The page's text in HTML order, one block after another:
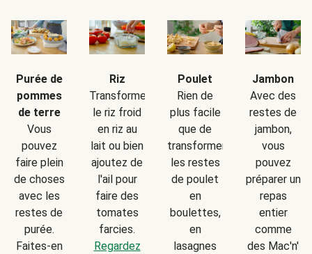
Purée de
pommes
de terre
Vous
pouvez
faire plein
de choses
avec les
restes de
purée.
Faites-en
Riz
Transformez
le riz froid
en riz au
lait ou bien
ajoutez de
l'ail pour
faire des
tomates
farcies.
Regardez
Poulet
Rien de
plus facile
que de
transformer
les restes
de poulet
en
boulettes,
en
lasagnes
Jambon
Avec des
restes de
jambon,
vous
pouvez
préparer un
repas
entier
comme
des Mac'n'